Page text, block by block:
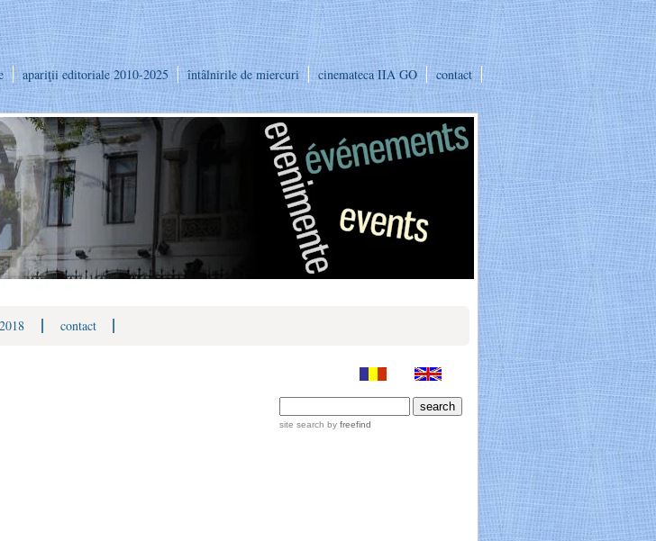
apariţii editoriale 2010-2025 întâlnirile de miercuri cinemateca IIA GO contact
| contact |
site search byfreefind